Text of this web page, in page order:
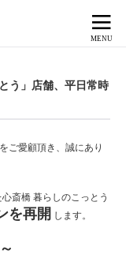
う」店舗、平日常時
ご愛顧頂き、誠にあり
斎橋 暮らしのこっとう
を再開 します。